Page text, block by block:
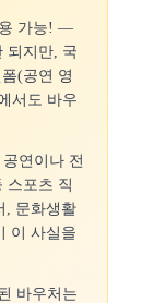
용 가능! —
되지만, 국
(공연 영
서도 바우
연이나 전
스포츠 직
, 문화생활
이 사실을
바우처는